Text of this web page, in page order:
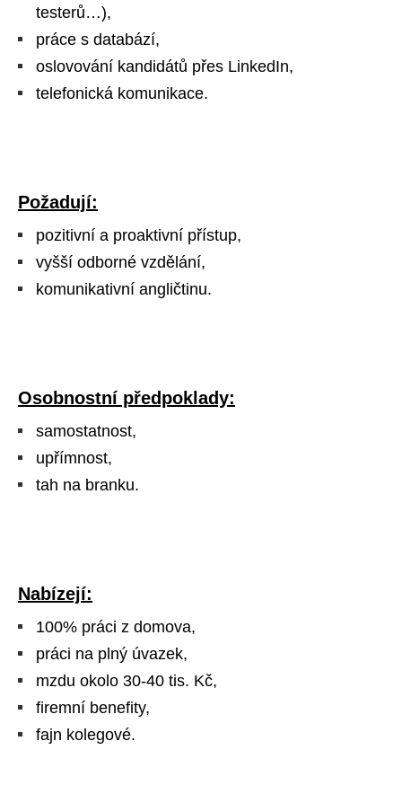
testerů…),
práce s databází,
oslovování kandidátů přes LinkedIn,
telefonická komunikace.
Požadují:
pozitivní a proaktivní přístup,
vyšší odborné vzdělání,
komunikativní angličtinu.
Osobnostní předpoklady:
samostatnost,
upřímnost,
tah na branku.
Nabízejí:
100% práci z domova,
práci na plný úvazek,
mzdu okolo 30-40 tis. Kč,
firemní benefity,
fajn kolegové.